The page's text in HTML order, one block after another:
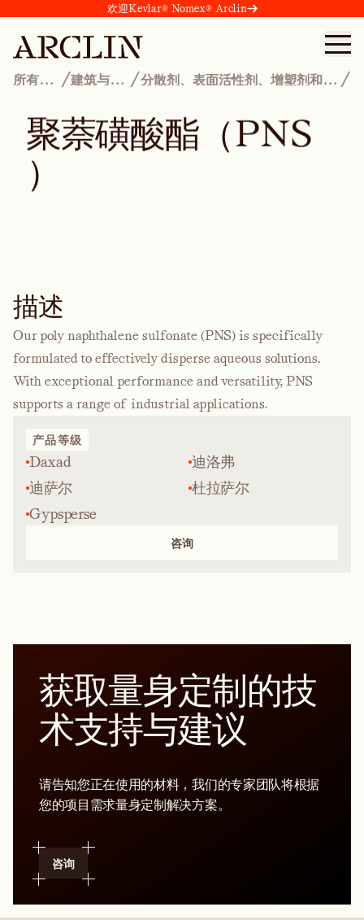
欢迎Kevlar® Nomex® Arclin
所有产
/建筑与施 /分散剂、表面活性剂、增塑剂和润 /
聚萘磺酸酯 （PNS
）
描述
Our poly naphthalene sulfonate (PNS) is specifically
formulated to effectively disperse aqueous solutions.
With exceptional performance and versatility, PNS
supports a range of industrial applications.
产品等级
Daxad
迪洛弗
迪萨尔
杜拉萨尔
Gypsperse
咨询
获取量身定制的技
术支持与建议
请告知您正在使用的材料，我们的专家团队将根据
您的项目需求量身定制解决方案。
咨询